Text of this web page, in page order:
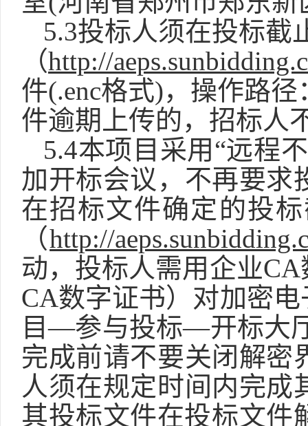
5.3投标人须在投标截
（http://
件(.enc格式)，操作路
件逾期上传的，招标人
5.4本项目采用“远程
加开标会议，不再要求
在招标文件确定的投
（http://
动，投标人需用企业CA
CA数字证书）对加密
目—参与投标—开标大
完成前请不要关闭解密
人须在规定时间内完成
其投标文件在投标文件